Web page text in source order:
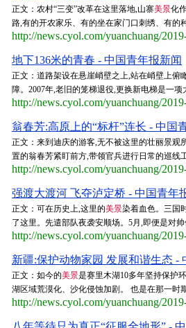
正文：农村“三变”改革在这里落地,山寨美景化
路,有的开农家乐、有的坐在家门口刺绣、有的
http://news.cyol.com/yuanchuang/
地下136米的青春 - 中国青年报新闻
正文：道路架设在悬崖峭壁之上,站在峭壁上俯
障。2007年,老旧的笼梯退役,更换新电梯是一
http://news.cyol.com/yuanchuang/
翁春芳:高原上的“标杆”连长 - 中国
正文：来到迪庆的游客,无不被这里的壮丽景观
置的翁春芳紧盯前方,带领官兵进行日常的巡线
http://news.cyol.com/yuanchuang/
强渡大渡河 飞夺泸定桥 - 中国青年
正文：可在历史上,这里的美景染着血色。三国
了这里。先遣部队夜袭安顺场。5月,即便是对
http://news.cyol.com/yuanchuang/
新疆:保护动物家园 发展和谐生态 -
正文：如今的美景是赛里木湖10多年坚持保护
湖区域荒漠化、沙化侵蚀加剧。 也是在那一时
http://news.cyol.com/yuanchuang/